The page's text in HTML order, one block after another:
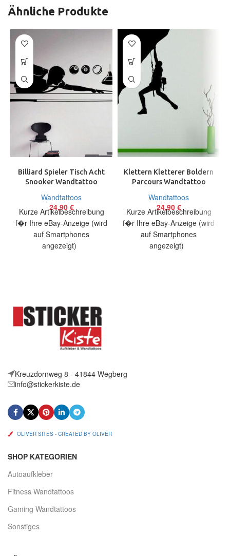
Ähnliche Produkte
Billiard Spieler Tisch Acht
Snooker Wandtattoo
38×100 cm
Wandtattoos
24,90 €
Kurze Artikelbeschreibung
f�r Ihre eBay-Anzeige (wird
auf Smartphones
angezeigt)
Klettern Kletterer Boldern
Parcours Wandtattoo
56×75 cm
Wandtattoos
24,90 €
Kurze Artikelbeschreibung
f�r Ihre eBay-Anzeige (wird
auf Smartphones
angezeigt)
Kreuzdornweg 8 - 41844 Wegberg
info@stickerkiste.de
OLIVER SITES - CREATED BY OLIVER
SHOP KATEGORIEN
Autoaufkleber
Fitness Wandtattoos
Gaming Wandtattoos
Sonstiges